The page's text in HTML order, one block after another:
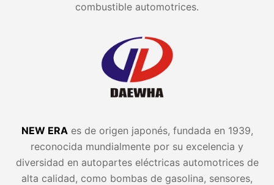
combustible automotrices.
NEW ERA es de origen japonés, fundada en 1939,
reconocida mundialmente por su excelencia y
diversidad en autopartes eléctricas automotrices de
alta calidad, como bombas de gasolina, sensores,